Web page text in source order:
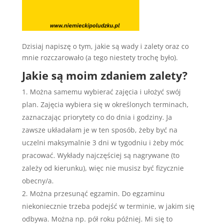
Dzisiaj napiszę o tym, jakie są wady i zalety oraz co
mnie rozczarowało (a tego niestety trochę było).
Jakie są moim zdaniem zalety?
Można samemu wybierać zajęcia i ułożyć swój
plan. Zajęcia wybiera się w określonych terminach,
zaznaczając priorytety co do dnia i godziny. Ja
zawsze układałam je w ten sposób, żeby być na
uczelni maksymalnie 3 dni w tygodniu i żeby móc
pracować. Wykłady najczęściej są nagrywane (to
zależy od kierunku), więc nie musisz być fizycznie
obecny/a.
Można przesunąć egzamin. Do egzaminu
niekoniecznie trzeba podejść w terminie, w jakim się
odbywa. Można np. pół roku później. Mi się to